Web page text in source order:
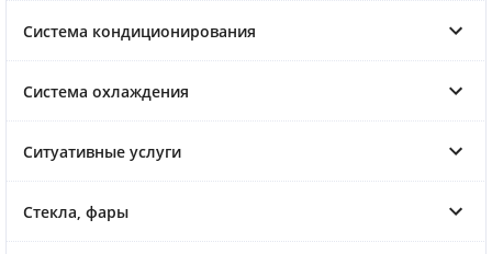
Система кондиционирования
Система охлаждения
Ситуативные услуги
Стекла, фары